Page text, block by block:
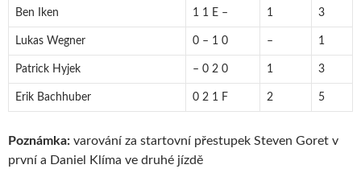
Ben Iken 1 1 E – 1 3
Lukas Wegner 0 – 1 0 – 1
Patrick Hyjek – 0 2 0 1 3
Erik Bachhuber 0 2 1 F 2 5
Poznámka: varování za startovní přestupek Steven Goret v
první a Daniel Klíma ve druhé jízdě